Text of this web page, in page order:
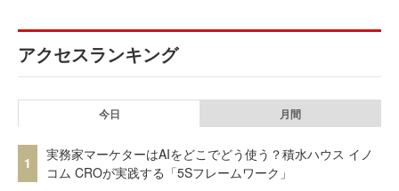
アクセスランキング
今日 月間
1
実務家マーケターはAIをどこでどう使う？積水ハウス イノ
コム CROが実践する「5Sフレームワーク」